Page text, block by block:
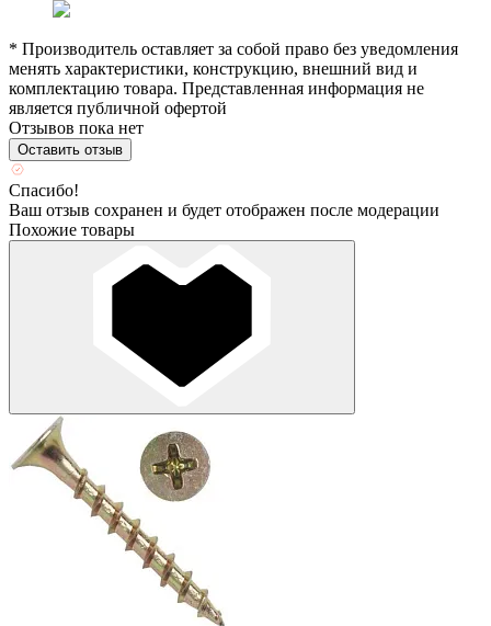
* Производитель оставляет за собой право без уведомления
менять характеристики, конструкцию, внешний вид и
комплектацию товара. Представленная информация не
является публичной офертой
Отзывов пока нет
Оставить отзыв
Спасибо!
Ваш отзыв сохранен и будет отображен после модерации
Похожие товары